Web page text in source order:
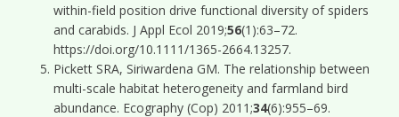
within-field position drive functional diversity of spiders
and carabids. J Appl Ecol 2019;56(1):63–72.
https://doi.org/10.1111/1365-2664.13257.
Pickett SRA, Siriwardena GM. The relationship between
multi-scale habitat heterogeneity and farmland bird
abundance. Ecography (Cop) 2011;34(6):955–69.